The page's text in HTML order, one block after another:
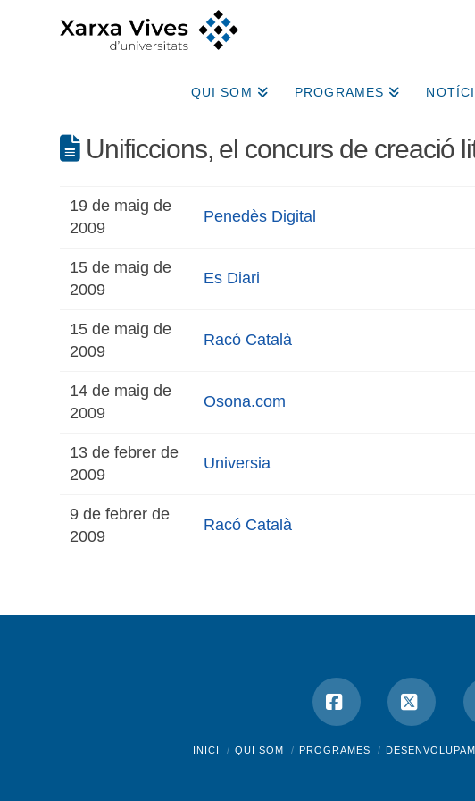
QUI SOM PROGRAMES
Unificcions, el concurs de creació
19 de maig de
2009
Penedès Digital
15 de maig de
2009
Es Diari
15 de maig de
2009
Racó Català
14 de maig de
2009
Osona.com
13 de febrer de
2009
Universia
9 de febrer de
2009
Racó Català
Facebook
X
INICI QUI SOM PROGRAMES